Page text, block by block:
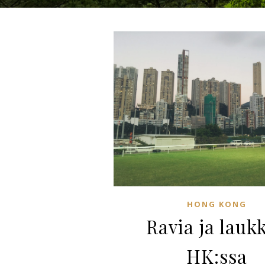
HONG KONG
Ravia ja
HK:ssa